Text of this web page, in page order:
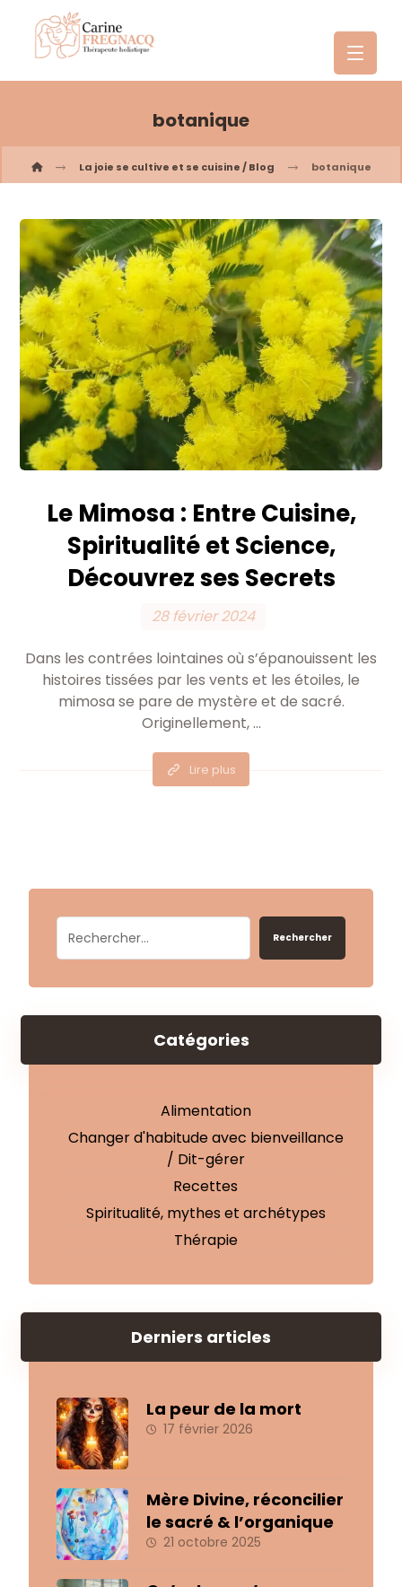
botanique
La joie se cultive et se cuisine / Blog botanique
Le Mimosa : Entre Cuisine,
Spiritualité et Science,
Découvrez ses Secrets
28 février 2024
Dans les contrées lointaines où s’épanouissent les
histoires tissées par les vents et les étoiles, le
mimosa se pare de mystère et de sacré.
Originellement, ...
Lire plus
Rechercher
Catégories
Alimentation
Changer d'habitude avec bienveillance
/ Dit-gérer
Recettes
Spiritualité, mythes et archétypes
Thérapie
Derniers articles
La peur de la mort
17 février 2026
Mère Divine, réconcilier
le sacré & l’organique
21 octobre 2025